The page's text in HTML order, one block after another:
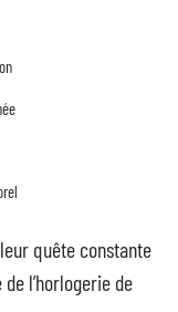
quête constante
l’horlogerie de